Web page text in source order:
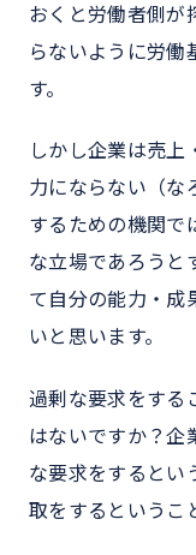
おくと労働者側が
らないように労働
す。
しかし企業は売上
力にならない（な
するための機関で
な立場であろうと
て自分の能力・成
いと思います。
過剰な要求をする
はないですか？企
な要求をするとい
取をするというこ